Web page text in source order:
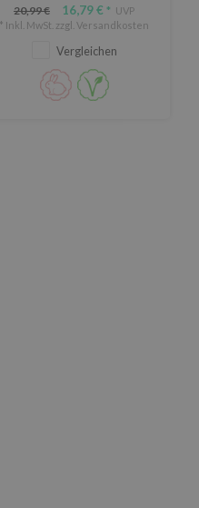
Sonnencreme, die zuverlässig
schützt.
20,99 € 16,79 € * UVP
* Inkl. MwSt. zzgl. Versandkosten
Vergleichen